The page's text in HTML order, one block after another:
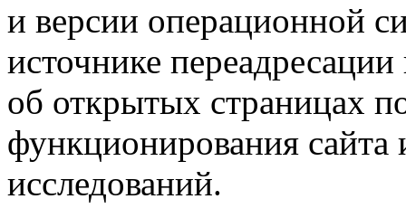
и версии операционной
источнике переадресации
об открытых страницах
функционирования сайта
исследований.